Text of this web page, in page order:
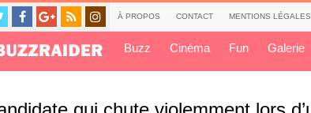
À PROPOS CONTACT MENTIONS LÉGALES
Buzz Cinéma Fun Galerie